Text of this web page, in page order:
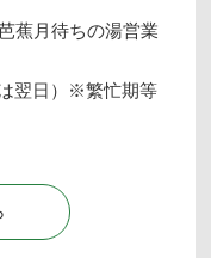
蕉月待ちの湯営業
翌日）※繁忙期等